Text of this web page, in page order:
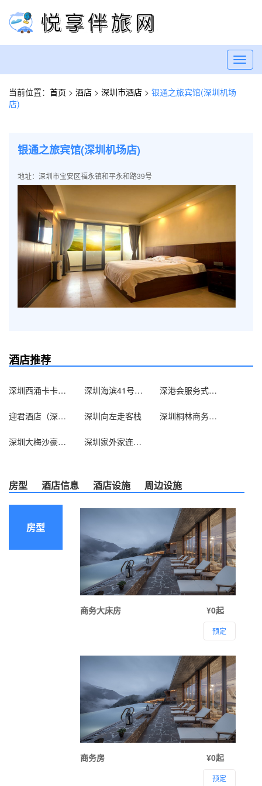
当前位置： 首页 > 酒店 > 深圳市酒店 > 银通之旅宾馆(深圳机场
店)
银通之旅宾馆(深圳机场店)
地址：深圳市宝安区福永镇和平永和路39号
酒店推荐
深圳西涌卡卡客栈 深圳海滨41号精品客栈 深港会服务式公寓（深圳新洲嘉州富苑店）
迎君酒店（深圳世界之窗店） 深圳向左走客栈 深圳桐林商务酒店
深圳大梅沙豪派特凌海酒店 深圳家外家连锁酒店
房型 酒店信息 酒店设施 周边设施
房型
商务大床房 ¥0起
预定
商务房 ¥0起
预定